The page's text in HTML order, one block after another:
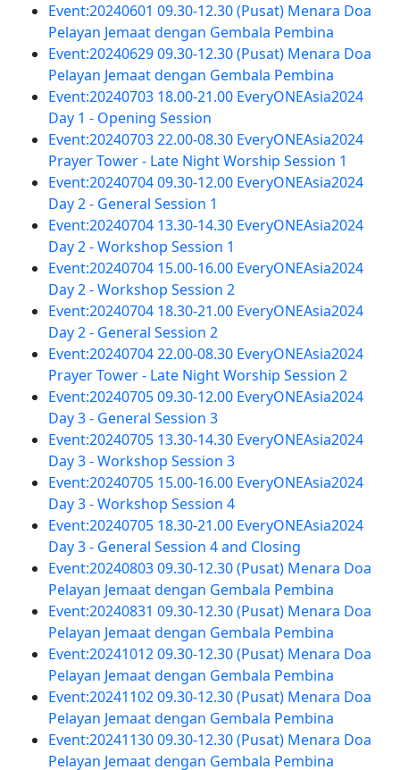
Event:20240601 09.30-12.30 (Pusat) Menara Doa
Pelayan Jemaat dengan Gembala Pembina
Event:20240629 09.30-12.30 (Pusat) Menara Doa
Pelayan Jemaat dengan Gembala Pembina
Event:20240703 18.00-21.00 EveryONEAsia2024
Day 1 - Opening Session
Event:20240703 22.00-08.30 EveryONEAsia2024
Prayer Tower - Late Night Worship Session 1
Event:20240704 09.30-12.00 EveryONEAsia2024
Day 2 - General Session 1
Event:20240704 13.30-14.30 EveryONEAsia2024
Day 2 - Workshop Session 1
Event:20240704 15.00-16.00 EveryONEAsia2024
Day 2 - Workshop Session 2
Event:20240704 18.30-21.00 EveryONEAsia2024
Day 2 - General Session 2
Event:20240704 22.00-08.30 EveryONEAsia2024
Prayer Tower - Late Night Worship Session 2
Event:20240705 09.30-12.00 EveryONEAsia2024
Day 3 - General Session 3
Event:20240705 13.30-14.30 EveryONEAsia2024
Day 3 - Workshop Session 3
Event:20240705 15.00-16.00 EveryONEAsia2024
Day 3 - Workshop Session 4
Event:20240705 18.30-21.00 EveryONEAsia2024
Day 3 - General Session 4 and Closing
Event:20240803 09.30-12.30 (Pusat) Menara Doa
Pelayan Jemaat dengan Gembala Pembina
Event:20240831 09.30-12.30 (Pusat) Menara Doa
Pelayan Jemaat dengan Gembala Pembina
Event:20241012 09.30-12.30 (Pusat) Menara Doa
Pelayan Jemaat dengan Gembala Pembina
Event:20241102 09.30-12.30 (Pusat) Menara Doa
Pelayan Jemaat dengan Gembala Pembina
Event:20241130 09.30-12.30 (Pusat) Menara Doa
Pelayan Jemaat dengan Gembala Pembina